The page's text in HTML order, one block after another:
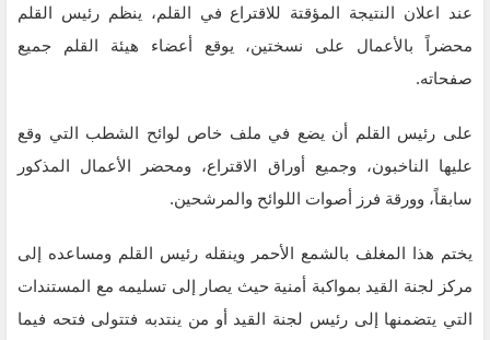
عند اعلان النتيجة المؤقتة للاقتراع في القلم، ينظم رئيس القلم
محضراً بالأعمال على نسختين، يوقع أعضاء هيئة القلم جميع
صفحاته.
على رئيس القلم أن يضع في ملف خاص لوائح الشطب التي وقع
عليها الناخبون، وجميع أوراق الاقتراع، ومحضر الأعمال المذكور
سابقاً، وورقة فرز أصوات اللوائح والمرشحين.
يختم هذا المغلف بالشمع الأحمر وينقله رئيس القلم ومساعده إلى
مركز لجنة القيد بمواكبة أمنية حيث يصار إلى تسليمه مع المستندات
التي يتضمنها إلى رئيس لجنة القيد أو من ينتدبه فتتولى فتحه فيما